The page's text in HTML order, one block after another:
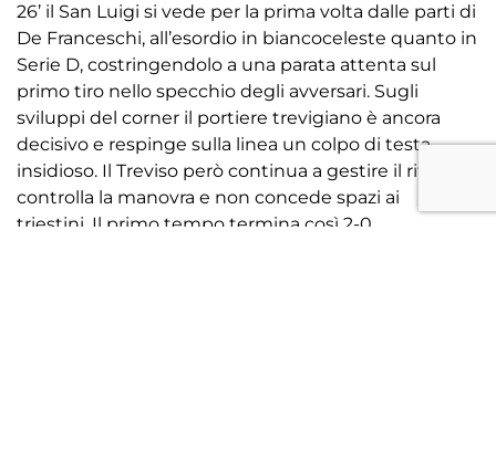
26’ il San Luigi si vede per la prima volta dalle parti di
De Franceschi, all’esordio in biancoceleste quanto in
Serie D, costringendolo a una parata attenta sul
primo tiro nello specchio degli avversari. Sugli
sviluppi del corner il portiere trevigiano è ancora
decisivo e respinge sulla linea un colpo di testa
insidioso. Il Treviso però continua a gestire il ritmo,
controlla la manovra e non concede spazi ai
triestini. Il primo tempo termina così 2-0.